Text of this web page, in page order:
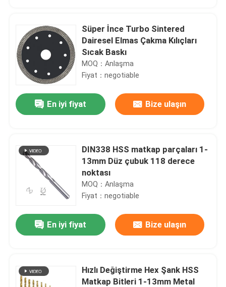
Süper İnce Turbo Sintered
Dairesel Elmas Çakma Kılıçları
Sıcak Baskı
MOQ：Anlaşma
Fiyat：negotiable
En iyi fiyat Bize ulaşın
DIN338 HSS matkap parçaları 1-
13mm Düz çubuk 118 derece
noktası
MOQ：Anlaşma
Fiyat：negotiable
En iyi fiyat Bize ulaşın
Hızlı Değiştirme Hex Şank HSS
Matkap Bitleri 1-13mm Metal